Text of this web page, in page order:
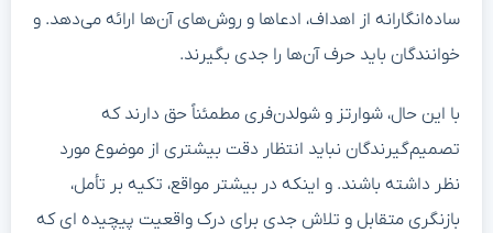
ساده‌انگارانه از اهداف، ادعاها و روش‌های آن‌ها ارائه می‌دهد. و
خوانندگان باید حرف آن‌ها را جدی بگیرند.
با این حال، شوارتز و شولدن‌فری مطمئناً حق دارند که
تصمیم‌گیرندگان نباید انتظار دقت بیشتری از موضوع مورد
نظر داشته باشند. و اینکه در بیشتر مواقع، تکیه بر تأمل،
بازنگری متقابل و تلاش جدی برای درک واقعیت پیچیده ای که